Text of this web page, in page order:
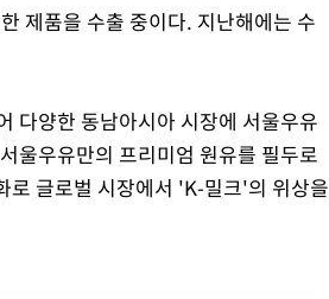
제품을 수출 중이다. 지난해에는 수
다양한 동남아시아 시장에 서울우유
울우유만의 프리미엄 원유를 필두로
로 글로벌 시장에서 'K-밀크'의 위상을